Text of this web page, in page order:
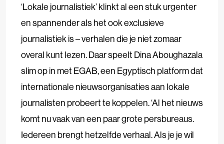
‘Lokale journalistiek’ klinkt al een stuk urgenter
en spannender als het ook exclusieve
journalistiek is – verhalen die je niet zomaar
overal kunt lezen. Daar speelt Dina Aboughazala
slim op in met EGAB, een Egyptisch platform dat
internationale nieuwsorganisaties aan lokale
journalisten probeert te koppelen. ‘Al het nieuws
komt nu vaak van een paar grote persbureaus.
Iedereen brengt hetzelfde verhaal. Als je je wil